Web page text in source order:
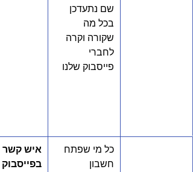
שם נתעדכן
בכל מה
שקורה וקרה
לחברי
פייסבוק שלנו
כל מי שפתח
חשבון
איש קשר
בפייסבוק